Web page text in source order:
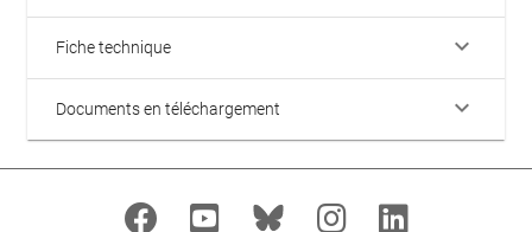
Fiche technique keyboard_arrow_down
Documents en téléchargement keyboard_arrow_down